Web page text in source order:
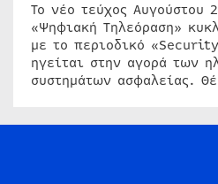
Το νέο τεύχος Αυγούστου
«Ψηφιακή Τηλεόραση»
με το περιοδικό
ηγείται στην αγορά των
συστημάτων ασφαλείας.